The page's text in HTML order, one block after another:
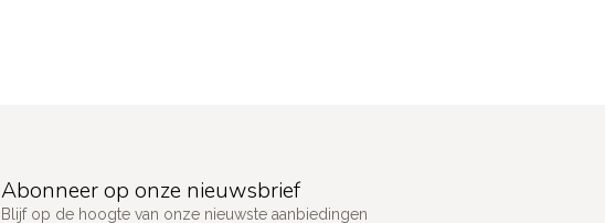
Abonneer op onze nieuwsbrief
Blijf op de hoogte van onze nieuwste aanbiedingen